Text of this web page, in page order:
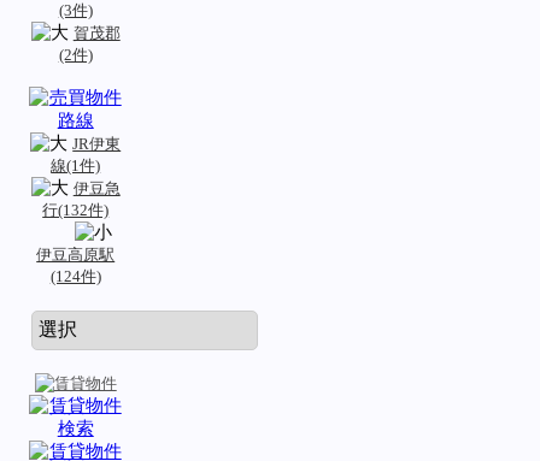
(3件)
賀茂郡
(2件)
JR伊東
線(1件)
伊豆急
行(132件)
伊豆高原駅
(124件)